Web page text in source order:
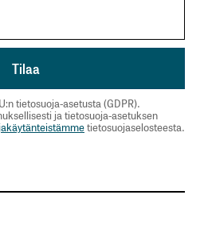
tietosuoja-asetusta (GDPR).
ja tietosuoja-asetuksen
tietosuojaselosteesta.